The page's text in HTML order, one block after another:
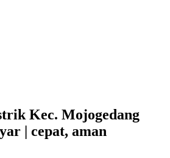
Kec. Mojogedang
| cepat, aman